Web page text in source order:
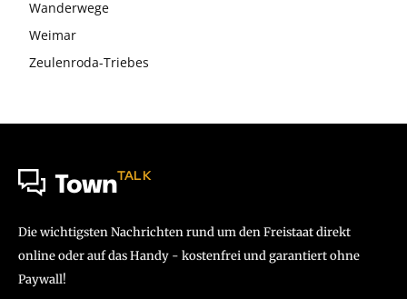
Wanderwege
Weimar
Zeulenroda-Triebes
TownTALK
Die wichtigsten Nachrichten rund um den Freistaat direkt
online oder auf das Handy - kostenfrei und garantiert ohne
Paywall!